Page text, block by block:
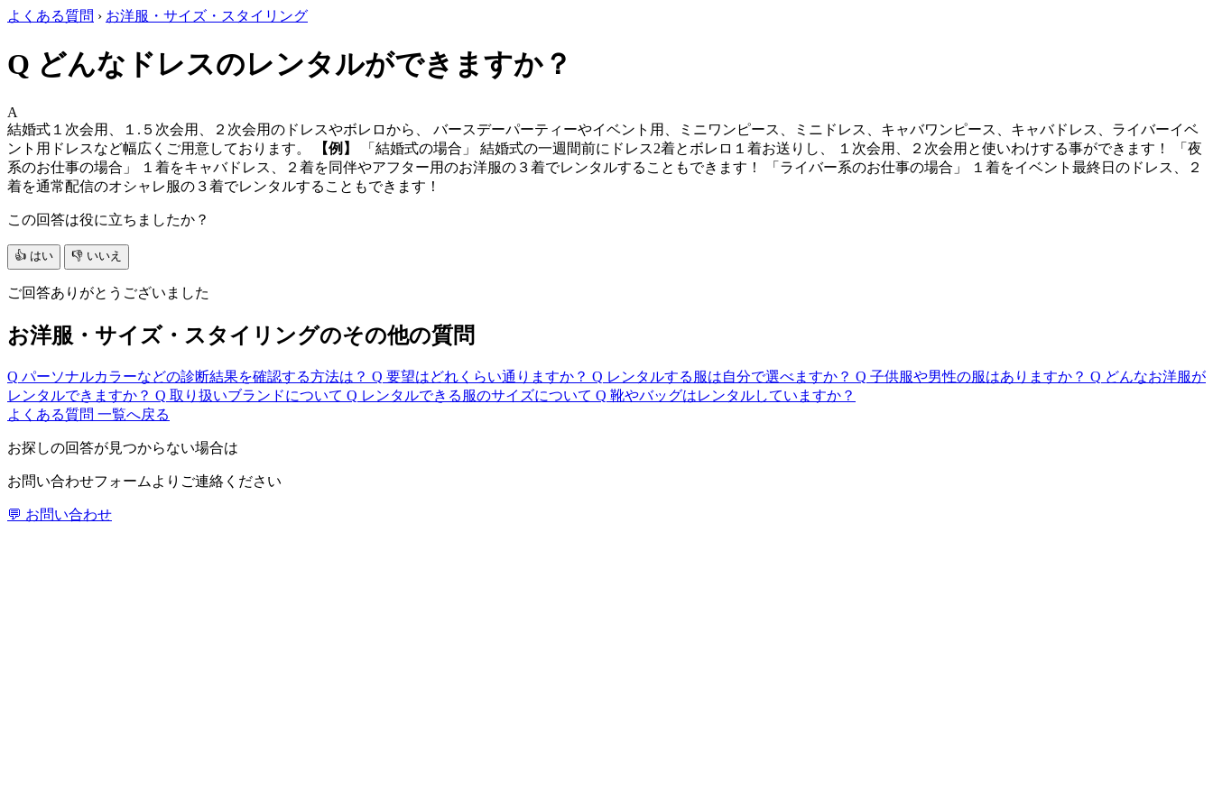
よくある質問 › お洋服・サイズ・スタイリング
Q どんなドレスのレンタルができますか？
A
結婚式１次会用、１.５次会用、２次会用のドレスやボレロから、 バースデーパーティーやイベント用、ミニワンピース、ミニドレス、キャバワンピース、キャバドレス、ライバーイベ
ント用ドレスなど幅広くご用意しております。
【例】
「結婚式の場合」 結婚式の一週間前にドレス2着とボレロ１着お送りし、 １次会用、２次会用と使いわけする事ができます！ 「夜
系のお仕事の場合」 １着をキャバドレス、２着を同伴やアフター用のお洋服の３着でレンタルすることもできます！ 「ライバー系のお仕事の場合」 １着をイベント最終日のドレス、２
着を通常配信のオシャレ服の３着でレンタルすることもできます！
この回答は役に立ちましたか？
👍 はい 👎 いいえ
ご回答ありがとうございました
お洋服・サイズ・スタイリングのその他の質問
Q パーソナルカラーなどの診断結果を確認する方法は？ Q 要望はどれくらい通りますか？ Q レンタルする服は自分で選べますか？ Q 子供服や男性の服はありますか？ Q どんなお洋服が
レンタルできますか？ Q 取り扱いブランドについて Q レンタルできる服のサイズについて Q 靴やバッグはレンタルしていますか？
よくある質問 一覧へ戻る
お探しの回答が見つからない場合は
お問い合わせフォームよりご連絡ください
💬 お問い合わせ